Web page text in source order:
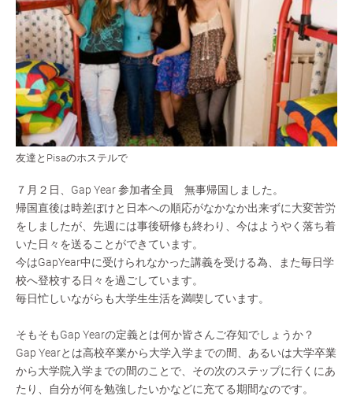
友達とPisaのホステルで
７月２日、Gap Year 参加者全員 無事帰国しました。
帰国直後は時差ぼけと日本への順応がなかなか出来ずに大変苦労
をしましたが、先週には事後研修も終わり、今はようやく落ち着
いた日々を送ることができています。
今はGapYear中に受けられなかった講義を受ける為、また毎日学
校へ登校する日々を過ごしています。
毎日忙しいながらも大学生生活を満喫しています。
そもそもGap Yearの定義とは何か皆さんご存知でしょうか？
Gap Yearとは高校卒業から大学入学までの間、あるいは大学卒業
から大学院入学までの間のことで、その次のステップに行くにあ
たり、自分が何を勉強したいかなどに充てる期間なのです。